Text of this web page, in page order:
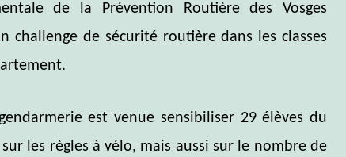
de la Prévention Routière des Vosges
challenge de sécurité routière dans les classes
est venue sensibiliser 29 élèves du
les règles à vélo, mais aussi sur le nombre de